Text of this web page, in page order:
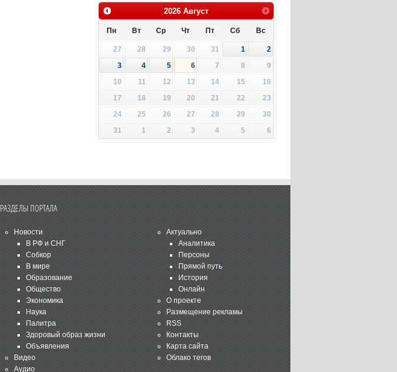
2026 Август
Пн Вт Ср Чт Пт Сб Вс
27 28 29 30 31 1
2
3
4 5 6 7 8
9
10
11 12 13 14 15
16
17
18 19 20 21 22
23
24
25 26 27 28 29
30
31
1 2 3 4 5 6
РАЗДЕЛЫ ПОРТАЛА
Новости
В РФ и СНГ
Собкор
В мире
Образование
Общество
Экономика
Наука
Палитра
Здоровый образ жизни
Объявления
Видео
Аудио
Актуально
Аналитика
Персоны
Прямой путь
История
Онлайн
О проекте
Размещение рекламы
RSS
Контакты
Карта сайта
Облако тегов